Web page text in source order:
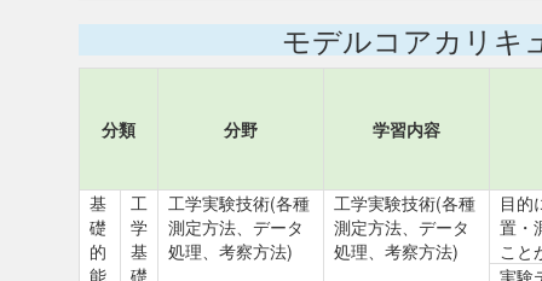
モデルコアカリキ
分類 分野 学習内容
基
礎
的
能
工
学
基
礎
工学実験技術(各種
測定方法、データ
処理、考察方法)
工学実験技術(各種
測定方法、データ
処理、考察方法)
目的
置・
こと
実験